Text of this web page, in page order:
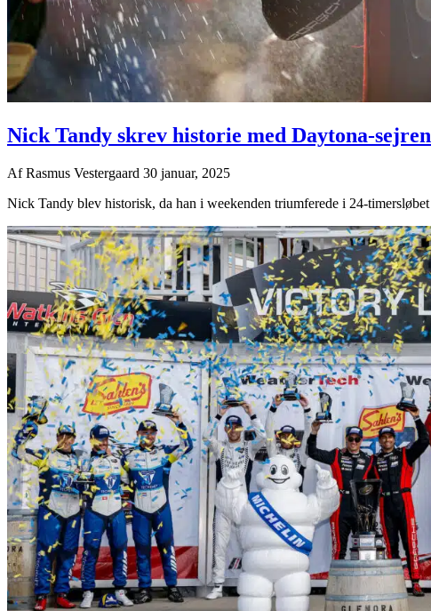
Nick Tandy skrev historie med Daytona-
AfRasmus Vestergaard 30 januar, 2025
Nick Tandy blev historisk, da han i weekenden triumferede i 24-